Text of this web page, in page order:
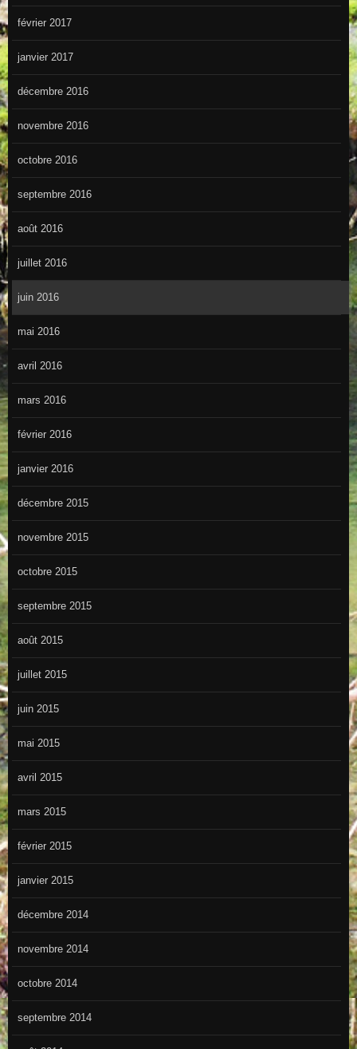
février 2017
janvier 2017
décembre 2016
novembre 2016
octobre 2016
septembre 2016
août 2016
juillet 2016
juin 2016
mai 2016
avril 2016
mars 2016
février 2016
janvier 2016
décembre 2015
novembre 2015
octobre 2015
septembre 2015
août 2015
juillet 2015
juin 2015
mai 2015
avril 2015
mars 2015
février 2015
janvier 2015
décembre 2014
novembre 2014
octobre 2014
septembre 2014